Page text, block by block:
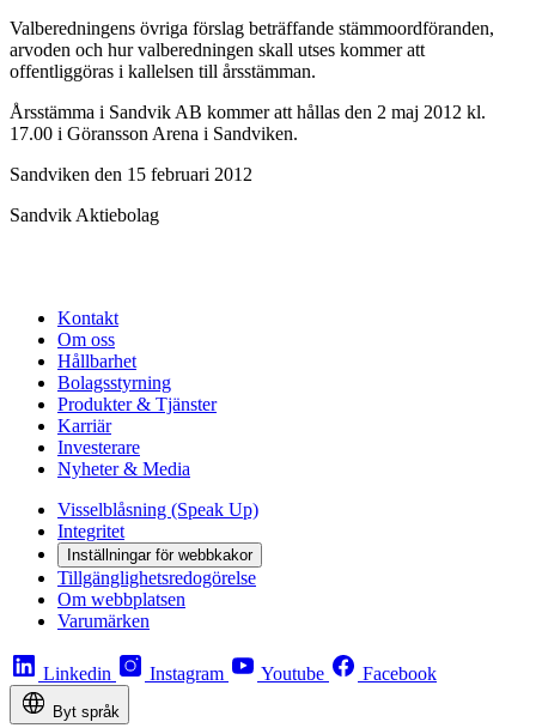
Valberedningens övriga förslag beträffande stämmoordföranden,
arvoden och hur valberedningen skall utses kommer att
offentliggöras i kallelsen till årsstämman.
Årsstämma i Sandvik AB kommer att hållas den 2 maj 2012 kl.
17.00 i Göransson Arena i Sandviken.
Sandviken den 15 februari 2012
Sandvik Aktiebolag
Kontakt
Om oss
Hållbarhet
Bolagsstyrning
Produkter & Tjänster
Karriär
Investerare
Nyheter & Media
Visselblåsning (Speak Up)
Integritet
Inställningar för webbkakor
Tillgänglighetsredogörelse
Om webbplatsen
Varumärken
Linkedin Instagram Youtube Facebook
Byt språk